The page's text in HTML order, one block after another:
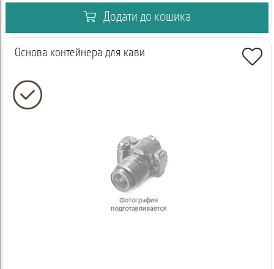
Додати до кошика
Основа контейнера для кави